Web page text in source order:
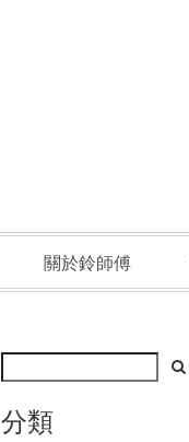
關於鈴師傅
分類